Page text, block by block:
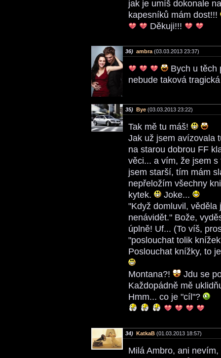
jak je umíš dokonale
kapesníků mám dost!!!
Děkuji!!!
36) ambra (03.03.2013 23:37)
Bych u těch
nebude taková
35) Bye (03.03.2013 23:22)
Tak mě tu máš!
Jak už jsem avízovala
na starou dobrou FF
věci... a vím, že jsem
jsem starší, tím mám
nepřeložím všechny
kytek.
Joke...
"Když domluvil, věděla
nenávidět." Bože,
úplně! Uf... (To víš,
"poslouchat tolik
Poslouchat knížky, to
Montana?!
Jdu se
Každopádně mě
Hmm... co je "cíl"?
34) KatkaB (01.03.2013 18:57)
Milá Ambro, ani